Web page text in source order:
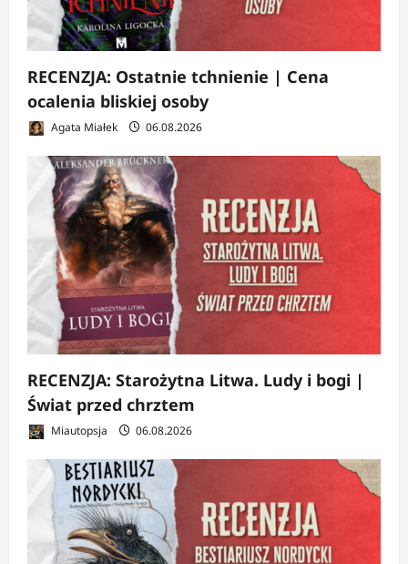
RECENZJA: Ostatnie tchnienie | Cena
ocalenia bliskiej osoby
Agata Miałek 06.08.2026
RECENZJA: Starożytna Litwa. Ludy i bogi |
Świat przed chrztem
Miautopsja 06.08.2026